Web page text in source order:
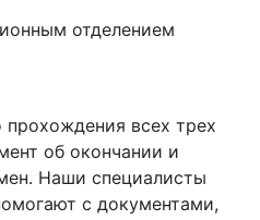
отделением
прохождения всех трех
об окончании и
Наши специалисты
с документами,